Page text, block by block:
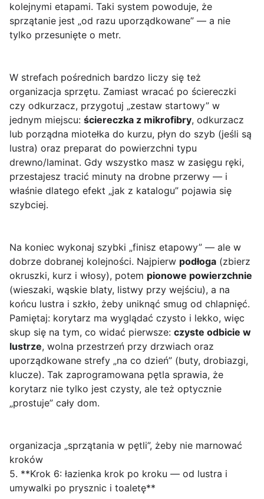
kolejnymi etapami. Taki system powoduje, że
sprzątanie jest „od razu uporządkowane” — a nie
tylko przesunięte o metr.
W strefach pośrednich bardzo liczy się też
organizacja sprzętu. Zamiast wracać po ściereczki
czy odkurzacz, przygotuj „zestaw startowy” w
jednym miejscu: ściereczka z mikrofibry, odkurzacz
lub porządna miotełka do kurzu, płyn do szyb (jeśli są
lustra) oraz preparat do powierzchni typu
drewno/laminat. Gdy wszystko masz w zasięgu ręki,
przestajesz tracić minuty na drobne przerwy — i
właśnie dlatego efekt „jak z katalogu” pojawia się
szybciej.
Na koniec wykonaj szybki „finisz etapowy” — ale w
dobrze dobranej kolejności. Najpierw podłoga (zbierz
okruszki, kurz i włosy), potem pionowe powierzchnie
(wieszaki, wąskie blaty, listwy przy wejściu), a na
końcu lustra i szkło, żeby uniknąć smug od chlapnięć.
Pamiętaj: korytarz ma wyglądać czysto i lekko, więc
skup się na tym, co widać pierwsze: czyste odbicie w
lustrze, wolna przestrzeń przy drzwiach oraz
uporządkowane strefy „na co dzień” (buty, drobiazgi,
klucze). Tak zaprogramowana pętla sprawia, że
korytarz nie tylko jest czysty, ale też optycznie
„prostuje” cały dom.
organizacja „sprzątania w pętli”, żeby nie marnować
kroków
5. **Krok 6: łazienka krok po kroku — od lustra i
umywalki po prysznic i toaletę**